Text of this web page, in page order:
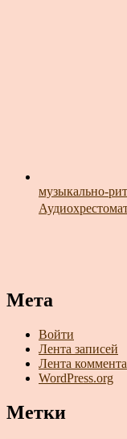
музыкально-
Мета
Войти
Лента записей
Лента
WordPress.org
Метки